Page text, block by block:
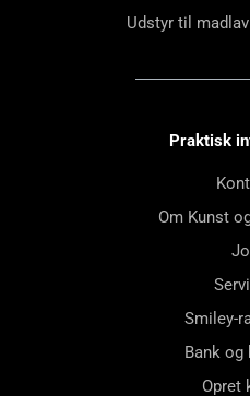
Udstyr til
Praktisk
Om Kunst
Smiley-
Bank og
Opret